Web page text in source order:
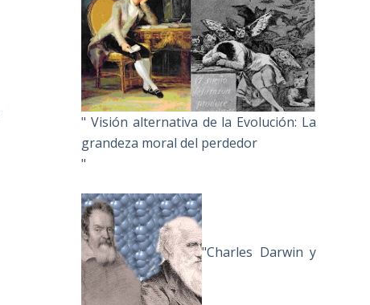
" Visión alternativa de la Evolución: La
grandeza moral del perdedor
"
"Charles Darwin y